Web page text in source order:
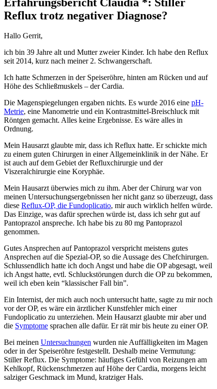
Reflux trotz negativer Diagnose?
Hallo Gerrit,
ich bin 39 Jahre alt und Mutter zweier Kinder. Ich habe den Reflux
seit 2014, kurz nach meiner 2. Schwangerschaft.
Ich hatte Schmerzen in der Speiseröhre, hinten am Rücken und auf
Höhe des Schließmuskels – der Cardia.
Die Magenspiegelungen ergaben nichts. Es wurde 2016 eine pH-
Metrie, eine Manometrie und ein Kontrastmittel-Breischluck mit
Röntgen gemacht. Alles keine Ergebnisse. Es wäre alles in
Ordnung.
Mein Hausarzt glaubte mir, dass ich Reflux hatte. Er schickte mich
zu einem guten Chirurgen in einer Allgemeinklinik in der Nähe. Er
ist auch auf dem Gebiet der Refluxchirurgie und der
Viszeralchirurgie eine Koryphäe.
Mein Hausarzt überwies mich zu ihm. Aber der Chirurg war von
meinen Untersuchungsergebnissen her nicht ganz so überzeugt, dass
diese Reflux-OP, die Fundoplicatio, mir auch wirklich helfen würde.
Das Einzige, was dafür sprechen würde ist, dass ich sehr gut auf
Pantoprazol anspreche. Ich habe bis zu 80 mg Pantoprazol
genommen.
Gutes Ansprechen auf Pantoprazol verspricht meistens gutes
Ansprechen auf die Spezial-OP, so die Aussage des Chefchirurgen.
Schlussendlich hatte ich doch Angst und habe die OP abgesagt, weil
ich Angst hatte, evtl. Schluckstörungen durch die OP zu bekommen,
weil ich eben kein “klassischer Fall bin”.
Ein Internist, der mich auch noch untersucht hatte, sagte zu mir noch
vor der OP, es wäre ein ärztlicher Kunstfehler mich einer
Fundoplicatio zu unterziehen. Mein Hausarzt glaubte mir aber und
die Symptome sprachen alle dafür. Er rät mir bis heute zu einer OP.
Bei meinen Untersuchungen wurden nie Auffälligkeiten im Magen
oder in der Speiseröhre festgestellt. Deshalb meine Vermutung:
Stiller Reflux. Die Symptome: häufiges Gefühl von Reizungen am
Kehlkopf, Rückenschmerzen auf Höhe der Cardia, morgens leicht
salziger Geschmack im Mund, kratziger Hals.